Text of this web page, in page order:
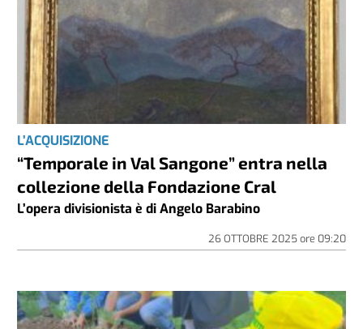
L’ACQUISIZIONE
“Temporale in Val Sangone” entra nella
collezione della Fondazione Cral
L’opera divisionista è di Angelo Barabino
26 OTTOBRE 2025ore 09:20